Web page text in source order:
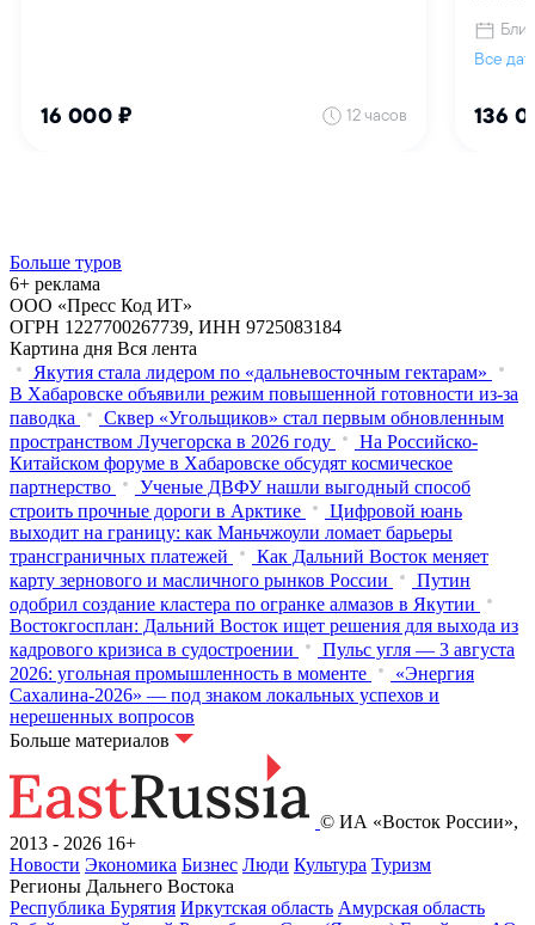
Больше туров
6+ реклама
ООО «Пресс Код ИТ»
ОГРН 1227700267739, ИНН 9725083184
Картина дня Вся лента
Якутия стала лидером по «дальневосточным гектарам»
В Хабаровске объявили режим повышенной готовности из‑за
паводка
Сквер «Угольщиков» стал первым обновленным
пространством Лучегорска в 2026 году
На Российско-
Китайском форуме в Хабаровске обсудят космическое
партнерство
Ученые ДВФУ нашли выгодный способ
строить прочные дороги в Арктике
Цифровой юань
выходит на границу: как Маньчжоули ломает барьеры
трансграничных платежей
Как Дальний Восток меняет
карту зернового и масличного рынков России
Путин
одобрил создание кластера по огранке алмазов в Якутии
Востокгосплан: Дальний Восток ищет решения для выхода из
кадрового кризиса в судостроении
Пульс угля — 3 августа
2026: угольная промышленность в моменте
«Энергия
Сахалина-2026» — под знаком локальных успехов и
нерешенных вопросов
Больше материалов
© ИА «Восток России»,
2013 - 2026 16+
Новости Экономика Бизнес Люди Культура Туризм
Регионы Дальнего Востока
Республика Бурятия Иркутская область Амурская область